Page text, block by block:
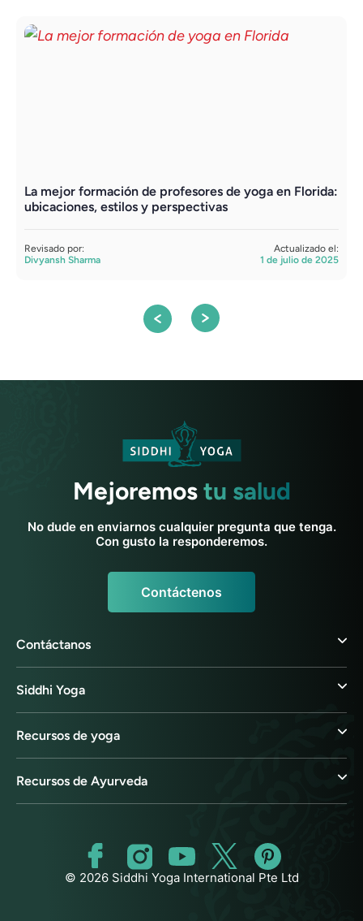
La mejor formación de profesores de yoga en Florida:
ubicaciones, estilos y perspectivas
Revisado por:
Divyansh Sharma
Actualizado el:
1 de julio de 2025
Mejoremostu salud
No dude en enviarnos cualquier pregunta que tenga.
Con gusto la responderemos.
Contáctenos
Contáctanos
Siddhi Yoga
Recursos de yoga
Recursos de Ayurveda
© 2026 Siddhi Yoga International Pte Ltd